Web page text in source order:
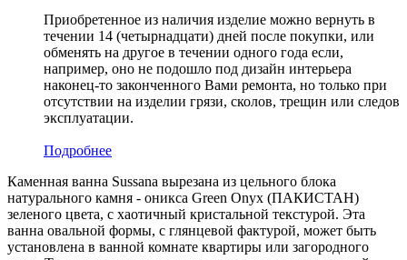
Приобретенное из наличия изделие можно вернуть в
течении 14 (четырнадцати) дней после покупки, или
обменять на другое в течении одного года если,
например, оно не подошло под дизайн интерьера
наконец-то законченного Вами ремонта, но только при
отсутствии на изделии грязи, сколов, трещин или следов
эксплуатации.
Подробнее
Каменная ванна Sussana вырезана из цельного блока
натурального камня - оникса Green Onyx (ПАКИСТАН)
зеленого цвета, c хаотичный кристальной текстурой. Эта
ванна овальной формы, с глянцевой фактурой, может быть
установлена в ванной комнате квартиры или загородного